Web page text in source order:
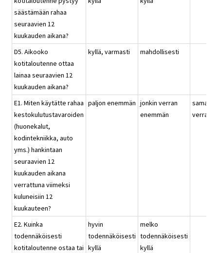
säästämään rahaa
seuraavien 12
kuukauden aikana?
D5. Aikooko
kotitaloutenne ottaa
lainaa seuraavien 12
kuukauden aikana?
kyllä, varmasti mahdollisesti
E1. Miten käytätte rahaa
kestokulutustavaroiden
(huonekalut,
kodintekniikka, auto
yms.) hankintaan
seuraavien 12
kuukauden aikana
verrattuna viimeksi
kuluneisiin 12
kuukauteen?
paljon enemmän jonkin verran
enemmän
saman
verran
E2. Kuinka
todennäköisesti
kotitaloutenne ostaa tai
hyvin
todennäköisesti
kyllä
melko
todennäköisesti
kyllä